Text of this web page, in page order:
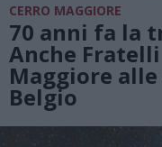
CERRO MAGGIORE
70 anni fa la
Anche
Maggiore
Belgio